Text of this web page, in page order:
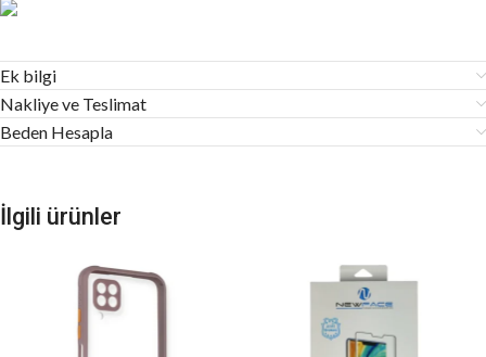
Ek bilgi
Nakliye ve Teslimat
Beden Hesapla
İlgili ürünler